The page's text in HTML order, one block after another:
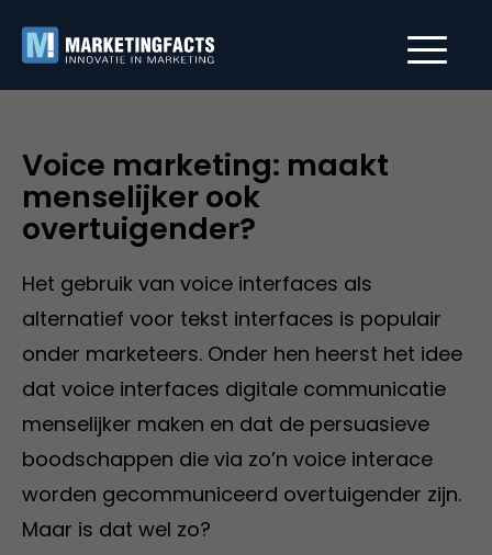
Voice marketing: maakt
menselijker ook
overtuigender?
Het gebruik van voice interfaces als
alternatief voor tekst interfaces is populair
onder marketeers. Onder hen heerst het idee
dat voice interfaces digitale communicatie
menselijker maken en dat de persuasieve
boodschappen die via zo’n voice interace
worden gecommuniceerd overtuigender zijn.
Maar is dat wel zo?